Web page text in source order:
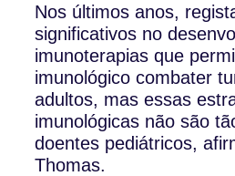
Nos últimos anos,
significativos no
imunoterapias que
imunológico combater
adultos, mas essas
imunológicas não são
doentes pediátricos,
Thomas.